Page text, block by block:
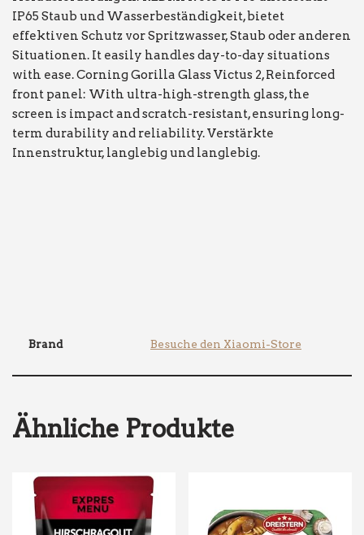
IP65 Staub und Wasserbeständigkeit, bietet
effektiven Schutz vor Spritzwasser, Staub oder anderen
Situationen. It easily handles day-to-day situations
with ease. Corning Gorilla Glass Victus 2, Reinforced
front panel: With ultra-high-strength glass, the
screen is impact and scratch-resistant, ensuring long-
term durability and reliability. Verstärkte
Innenstruktur, langlebig und langlebig.
Brand Besuche den Xiaomi-Store
Ähnliche Produkte